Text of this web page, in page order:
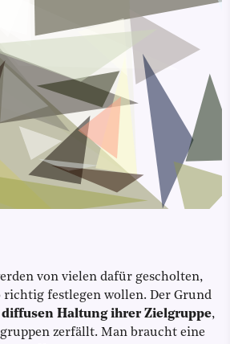
von vielen dafür gescholten,
richtig festlegen wollen. Der Grund
diffusen Haltung ihrer Zielgruppe,
zerfällt. Man braucht eine